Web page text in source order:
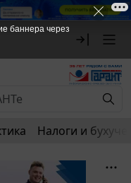
Налоги и
баннера через